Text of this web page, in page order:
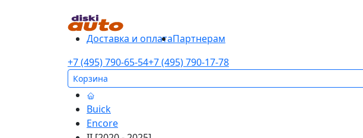
Доставка и оплатаПартнерам
+7 (495) 790-65-54+7 (495) 790-17-78
Корзина
Buick
Encore